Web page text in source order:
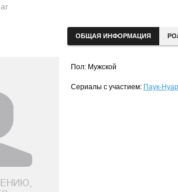
ОБЩАЯ ИНФОРМАЦИЯ
Пол: Мужской
Сериалы с участием: Паук-